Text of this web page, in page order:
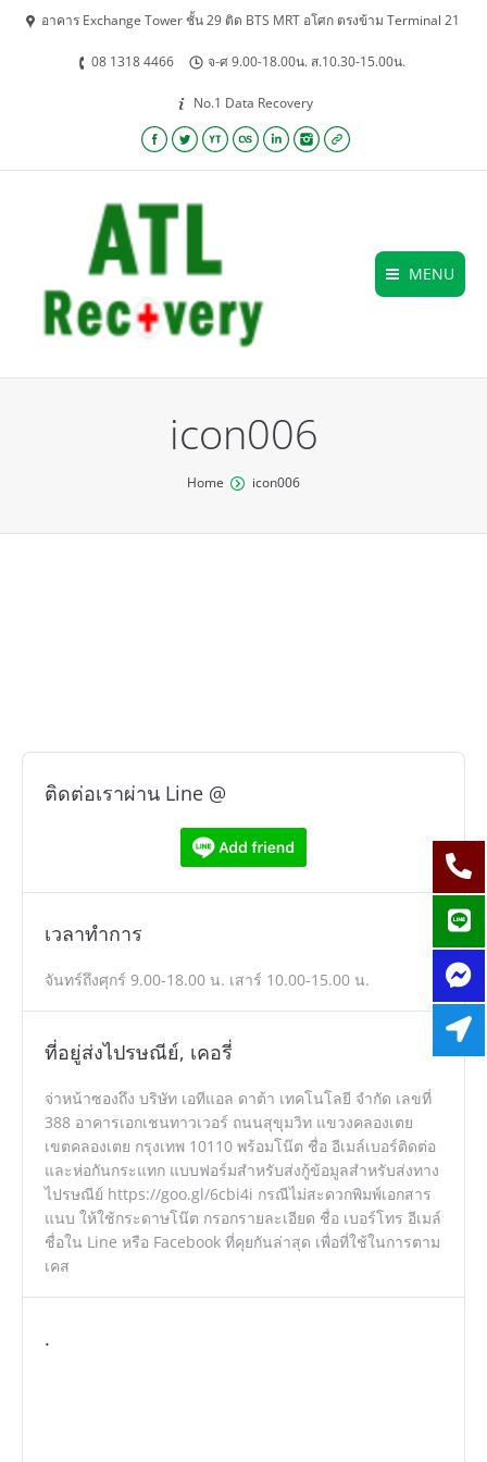
อาคาร Exchange Tower ชั้น 29 ติด BTS MRT อโศก ตรงข้าม Terminal 21
08 1318 4466 จ-ศ 9.00-18.00น. ส.10.30-15.00น.
No.1 Data Recovery
Facebook
TwitterYouTubeLastfmLinkedinInstagram
Website
MENU
icon006
Home icon006
ติดต่อเราผ่าน Line @
เวลาทำการ
จันทร์ถึงศุกร์ 9.00-18.00 น. เสาร์ 10.00-15.00 น.
ที่อยู่ส่งไปรษณีย์, เคอรี่
จ่าหน้าซองถึง บริษัท เอทีแอล ดาต้า เทคโนโลยี จำกัด เลขที่
388 อาคารเอกเชนทาวเวอร์ ถนนสุขุมวิท แขวงคลองเตย
เขตคลองเตย กรุงเทพ 10110 พร้อมโน๊ต ชื่อ อีเมล์เบอร์ติดต่อ
และห่อกันกระแทก แบบฟอร์มสำหรับส่งกู้ข้อมูลสำหรับส่งทาง
ไปรษณีย์ https://goo.gl/6cbi4i กรณีไม่สะดวกพิมพ์เอกสาร
แนบ ให้ใช้กระดาษโน๊ต กรอกรายละเอียด ชื่อ เบอร์โทร อีเมล์
ชื่อใน Line หรือ Facebook ที่คุยกันล่าสุด เพื่อที่ใช้ในการตาม
เคส
.